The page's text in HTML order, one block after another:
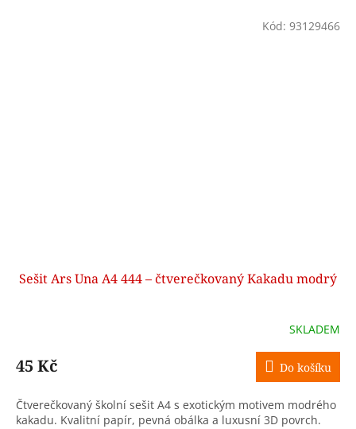
Sešit Ars Una A4 444 – čtverečkovaný Kakadu modrý
SKLADEM
45 Kč Do košíku
Čtverečkovaný školní sešit A4 s exotickým motivem modrého
kakadu. Kvalitní papír, pevná obálka a luxusní 3D povrch.
Kód: 93129466